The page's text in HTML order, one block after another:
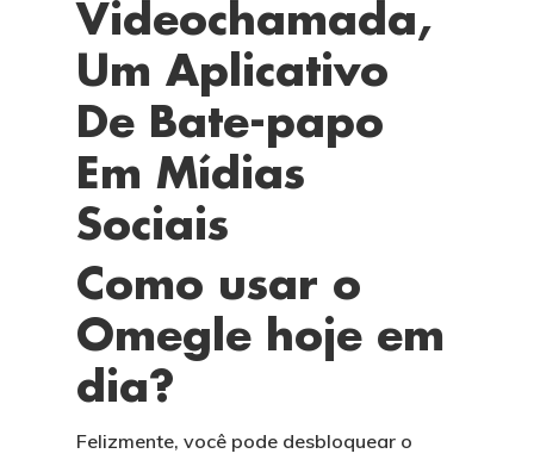
Videochamada,
Um Aplicativo
De Bate-papo
Em Mídias
Sociais
Como usar o
Omegle hoje em
dia?
Felizmente, você pode desbloquear o